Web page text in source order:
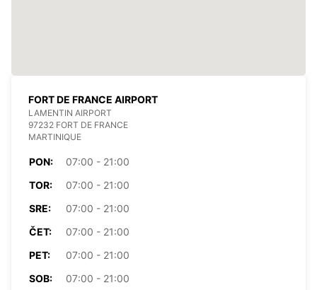
FORT DE FRANCE AIRPORT
LAMENTIN AIRPORT
97232 FORT DE FRANCE
MARTINIQUE
PON:
07:00 - 21:00
TOR:
07:00 - 21:00
SRE:
07:00 - 21:00
ČET:
07:00 - 21:00
PET:
07:00 - 21:00
SOB:
07:00 - 21:00